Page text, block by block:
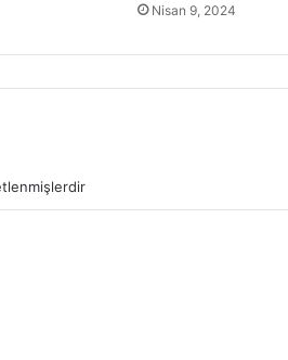
Nisan 9, 2024